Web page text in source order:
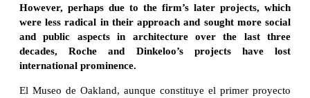
However, perhaps due to the firm’s later projects, which
were less radical in their approach and sought more social
and public aspects in architecture over the last three
decades, Roche and Dinkeloo’s projects have lost
international prominence.
El Museo de Oakland, aunque constituye el primer proyecto